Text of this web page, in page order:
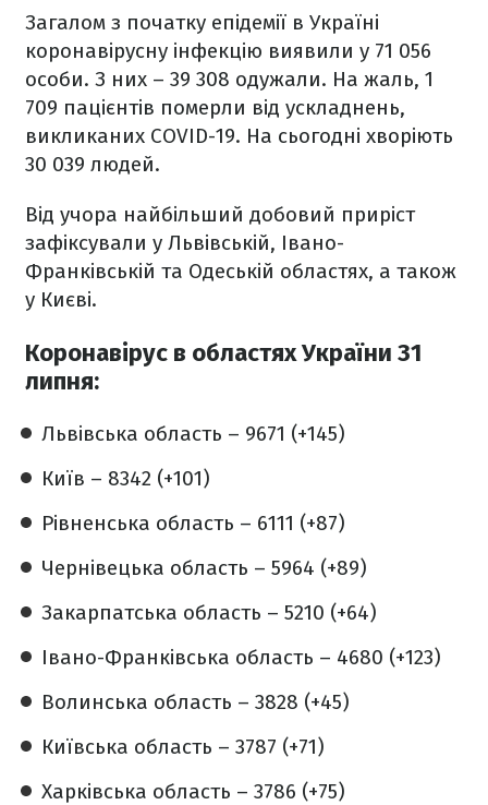
Загалом з початку епідемії в Україні
коронавірусну інфекцію виявили у 71 056
особи. З них – 39 308 одужали. На жаль, 1
709 пацієнтів померли від ускладнень,
викликаних COVID-19. На сьогодні хворіють
30 039 людей.
Від учора найбільший добовий приріст
зафіксували у Львівській, Івано-
Франківській та Одеській областях, а також
у Києві.
Коронавірус в областях України 31
липня:
Львівська область – 9671 (+145)
Київ – 8342 (+101)
Рівненська область – 6111 (+87)
Чернівецька область – 5964 (+89)
Закарпатська область – 5210 (+64)
Івано-Франківська область – 4680 (+123)
Волинська область – 3828 (+45)
Київська область – 3787 (+71)
Харківська область – 3786 (+75)